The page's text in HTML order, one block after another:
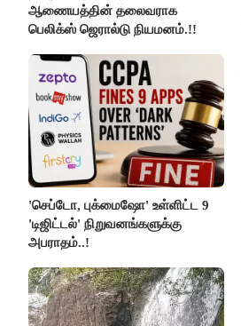
ஆணையத்தின் தலைவராக
பெலிக்ஸ் ஜெரால்டு நியமனம்.!!
'செப்டோ, புக்மைஷோ' உள்ளிட்ட 9
'டிஜிட்டல்' நிறுவனங்களுக்கு
அபராதம்..!